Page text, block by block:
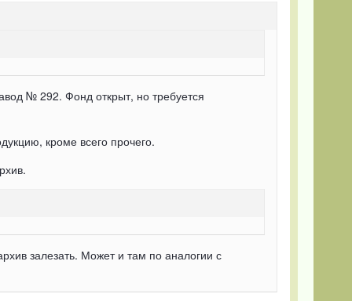
№ 292. Фонд открыт, но требуется
кроме всего прочего.
залезать. Может и там по аналогии с